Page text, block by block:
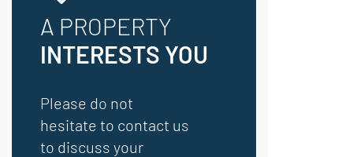
A PROPERTY
INTERESTS YOU
Please do not
hesitate to contact us
to discuss your